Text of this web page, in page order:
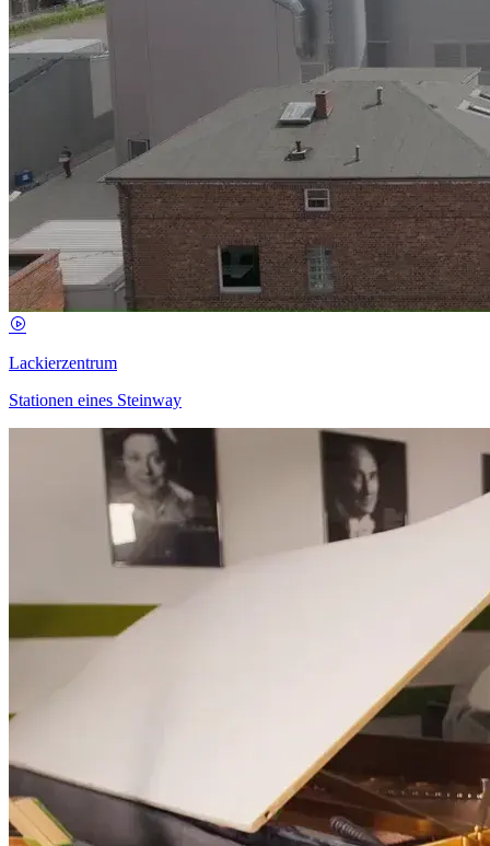
Lackierzentrum
Stationen eines Steinway